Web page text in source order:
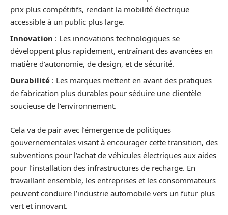
prix plus compétitifs, rendant la mobilité électrique
accessible à un public plus large.
Innovation : Les innovations technologiques se
développent plus rapidement, entraînant des avancées en
matière d’autonomie, de design, et de sécurité.
Durabilité : Les marques mettent en avant des pratiques
de fabrication plus durables pour séduire une clientèle
soucieuse de l’environnement.
Cela va de pair avec l’émergence de politiques
gouvernementales visant à encourager cette transition, des
subventions pour l’achat de véhicules électriques aux aides
pour l’installation des infrastructures de recharge. En
travaillant ensemble, les entreprises et les consommateurs
peuvent conduire l’industrie automobile vers un futur plus
vert et innovant.